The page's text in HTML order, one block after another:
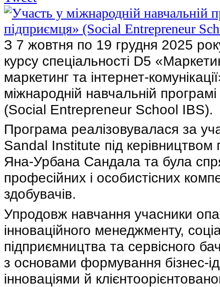
З 7 жовтня по 19 грудня 2025
курсу спеціальності D5
маркетинг та інтернет-
міжнародній навчальній
(Social Entrepreneur School IBS).
Програма реалізовувалася за
Sandal Institute під
Яна-Урбана Сандала та була
професійних і особистісних
здобувачів.
Упродовж навчання учасники
інноваційного менеджменту,
підприємництва та сервісного
з основами формування бізнес-
інноваціями й